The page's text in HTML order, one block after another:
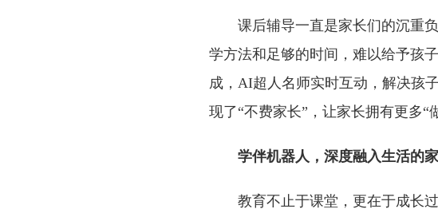
课后辅导一直是家长们的沉重
学方法和足够的时间，难以给予孩
成，AI超人名师实时互动，解决孩
现了“不费家长”，让家长拥有更多“
学伴机器人，深度融入生活的
教育不止于课堂，更在于成长